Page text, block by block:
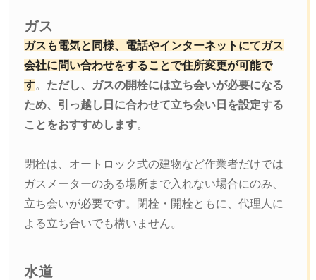
ガス
ガスも電気と同様、電話やインターネットにてガス
会社に問い合わせをすることで住所変更が可能で
す。 ただし、ガスの開栓には立ち会いが必要になる
ため、引っ越し日に合わせて立ち会い日を設定する
ことをおすすめします。
閉栓は、オートロック式の建物など作業者だけでは
ガスメーターのある場所まで入れない場合にのみ、
立ち会いが必要です。閉栓・開栓ともに、代理人に
よる立ち合いでも構いません。
水道